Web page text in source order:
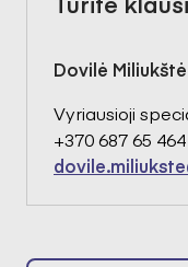
Dovilė Miliukštė
Vyriausioji
+370 687 65 464